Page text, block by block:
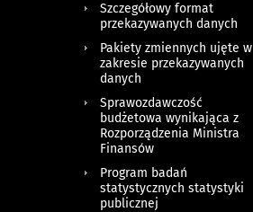
Szczegółowy format
przekazywanych danych
Pakiety zmiennych ujęte w
zakresie przekazywanych
danych
Sprawozdawczość
budżetowa wynikająca z
Rozporządzenia Ministra
Finansów
Program badań
statystycznych statystyki
publicznej